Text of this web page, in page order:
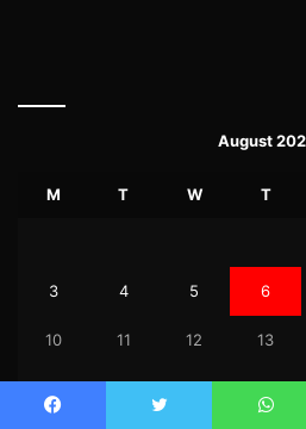
August
M T W T
3 4 5 6
10 11 12 13